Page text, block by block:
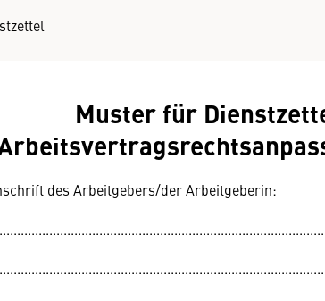
Muster für
des Arbeitgebers/der Arbeitgeberin: